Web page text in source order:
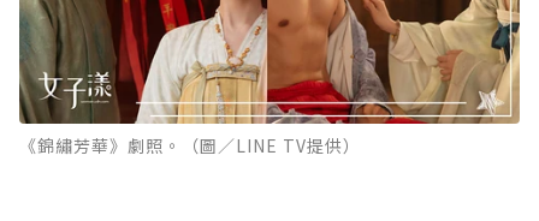
《錦繡芳華》劇照。（圖／LINE TV提供）